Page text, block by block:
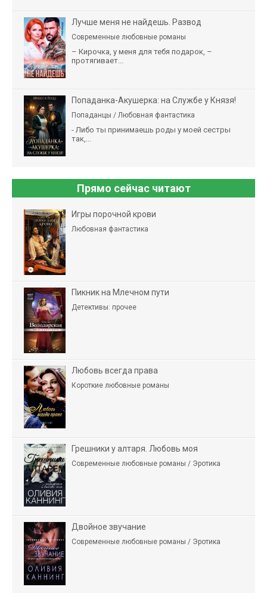
Лучше меня не найдешь. Развод
Современные любовные романы
– Кирочка, у меня для тебя подарок, –
протягивает...
Попаданка-Акушерка: на Службе у Князя!
Попаданцы / Любовная фантастика
- Либо ты принимаешь роды у моей сестры
так,...
Прямо сейчас читают
Игры порочной крови
Любовная фантастика
Пикник на Млечном пути
Детективы: прочее
Любовь всегда права
Короткие любовные романы
Грешники у алтаря. Любовь моя
Современные любовные романы / Эротика
Двойное звучание
Современные любовные романы / Эротика